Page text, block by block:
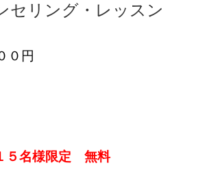
セリング・レッスン
０円
５名様限定 無料